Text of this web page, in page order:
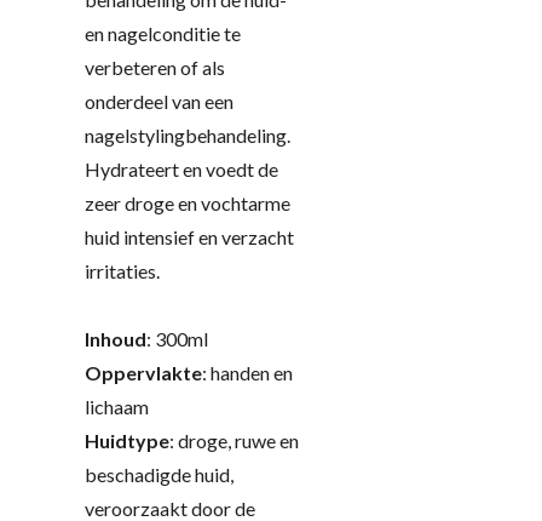
en nagelconditie te
verbeteren of als
onderdeel van een
nagelstylingbehandeling.
Hydrateert en voedt de
zeer droge en vochtarme
huid intensief en verzacht
irritaties.
Inhoud: 300ml
Oppervlakte: handen en
lichaam
Huidtype: droge, ruwe en
beschadigde huid,
veroorzaakt door de